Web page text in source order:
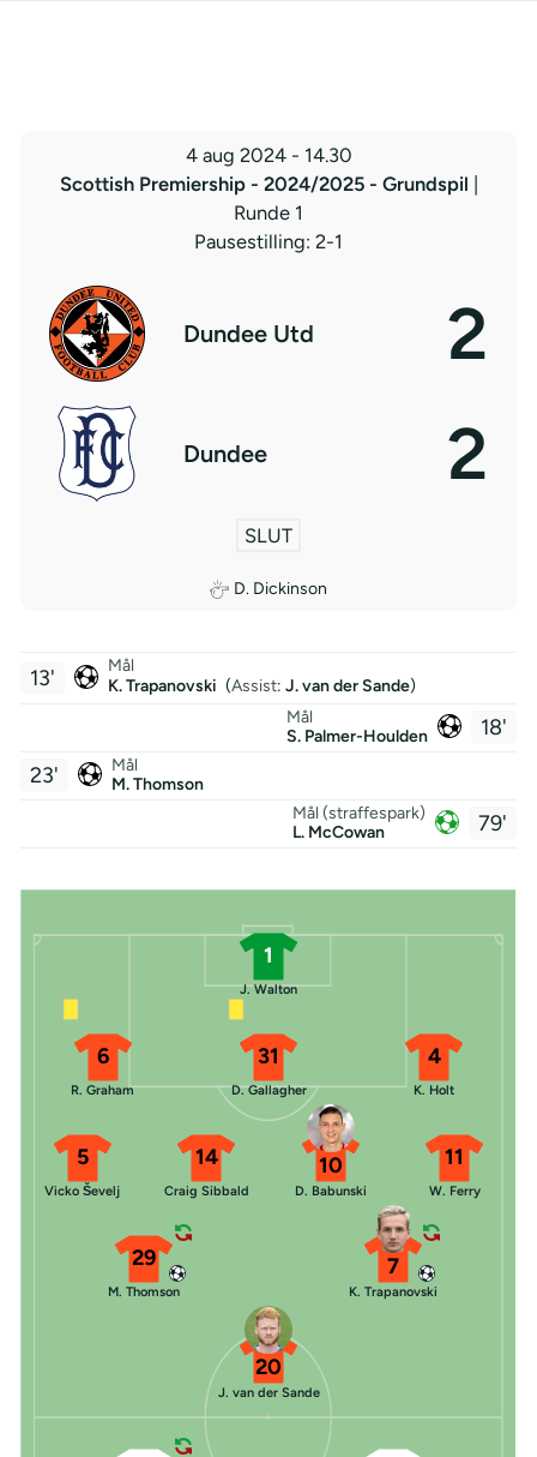
4 aug 2024 - 14.30
Scottish Premiership - 2024/2025 - Grundspil
Runde 1
Pausestilling: 2-1
Dundee Utd 2
Dundee 2
SLUT
D. Dickinson
Mål
K. Trapanovski (Assist: J. van der Sande)
13'
18'
Mål
S. Palmer-Houlden
Mål
M. Thomson
23'
79'
Mål (straffespark)
L. McCowan
1
J. Walton
4
K. Holt
31
D. Gallagher
6
R. Graham
11
W. Ferry
10
D. Babunski
14
Craig Sibbald
5
Vicko Ševelj
7
K. Trapanovski
29
M. Thomson
20
J. van der Sande